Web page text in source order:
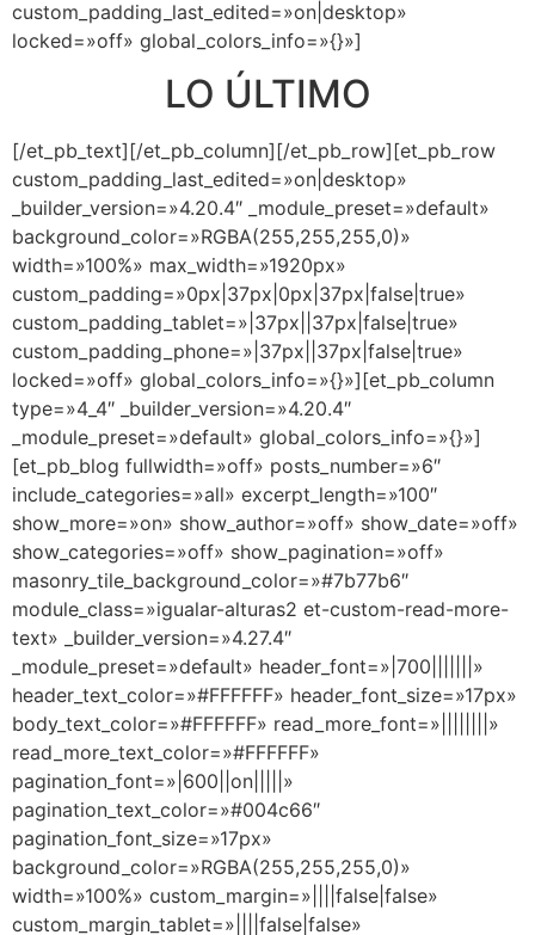
custom_padding_last_edited=»on|desktop»
locked=»off» global_colors_info=»{}»]
LO ÚLTIMO
[/et_pb_text][/et_pb_column][/et_pb_row][et_pb_row
custom_padding_last_edited=»on|desktop»
_builder_version=»4.20.4″ _module_preset=»default»
background_color=»RGBA(255,255,255,0)»
width=»100%» max_width=»1920px»
custom_padding=»0px|37px|0px|37px|false|true»
custom_padding_tablet=»|37px||37px|false|true»
custom_padding_phone=»|37px||37px|false|true»
locked=»off» global_colors_info=»{}»][et_pb_column
type=»4_4″ _builder_version=»4.20.4″
_module_preset=»default» global_colors_info=»{}»]
[et_pb_blog fullwidth=»off» posts_number=»6″
include_categories=»all» excerpt_length=»100″
show_more=»on» show_author=»off» show_date=»off»
show_categories=»off» show_pagination=»off»
masonry_tile_background_color=»#7b77b6″
module_class=»igualar-alturas2 et-custom-read-more-
text» _builder_version=»4.27.4″
_module_preset=»default» header_font=»|700|||||||»
header_text_color=»#FFFFFF» header_font_size=»17px»
body_text_color=»#FFFFFF» read_more_font=»||||||||»
read_more_text_color=»#FFFFFF»
pagination_font=»|600||on|||||»
pagination_text_color=»#004c66″
pagination_font_size=»17px»
background_color=»RGBA(255,255,255,0)»
width=»100%» custom_margin=»||||false|false»
custom_margin_tablet=»||||false|false»